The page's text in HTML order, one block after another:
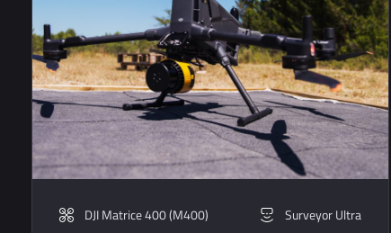
DJI Matrice 400 (M400) Surveyor Ultra